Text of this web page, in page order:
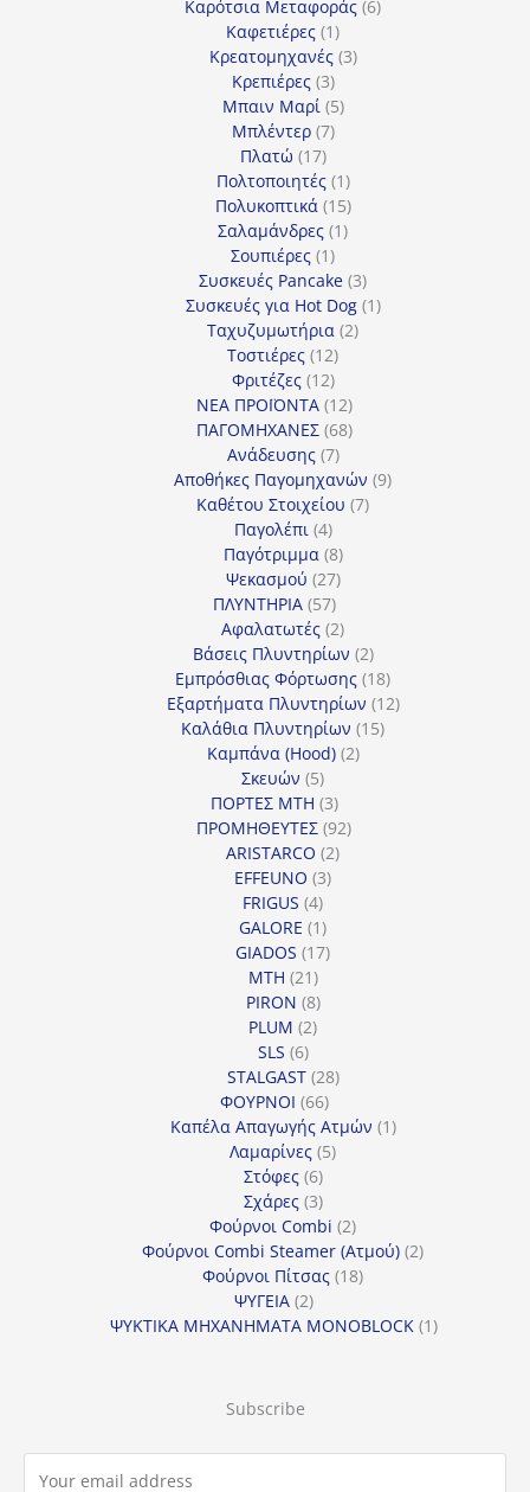
προϊόντα
Καρότσια Μεταφοράς 66
Καφετιέρες 11
προϊόν
Κρεατομηχανές 33
Κρεπιέρες 33
προϊόντα
Μπαιν Μαρί 55
Μπλέντερ 77
Πλατώ 1717
προϊόντα
Πολτοποιητές 11
προϊόν
Πολυκοπτικά 1515
προϊόντα
Σαλαμάνδρες 11
Σουπιέρες 11
προϊόν
Συσκευές Pancake 33
προϊόντα
Συσκευές για Hot Dog 11
Ταχυζυμωτήρια 22
Τοστιέρες 1212
προϊόντα
Φριτέζες 1212
προϊόντα
ΝΕΑ ΠΡΟΪΟΝΤΑ 1212
προϊόντα
ΠΑΓΟΜΗΧΑΝΕΣ 6868
Ανάδευσης 77
προϊόντα
Αποθήκες Παγομηχανών 99
Καθέτου Στοιχείου 77
Παγολέπι 44
προϊόντα
Παγότριμμα 88
προϊόντα
Ψεκασμού 2727
προϊόντα
ΠΛΥΝΤΗΡΙΑ 5757
προϊόντα
Αφαλατωτές 22
προϊόντα
Βάσεις Πλυντηρίων 22
προϊόντα
Εμπρόσθιας Φόρτωσης 1818
προϊόντα
Εξαρτήματα Πλυντηρίων 1212
Καλάθια Πλυντηρίων 1515
Καμπάνα (Hood) 22
Σκευών 55
προϊόντα
ΠΟΡΤΕΣ MTH 33
προϊόντα
ΠΡΟΜΗΘΕΥΤΕΣ 9292
ARISTARCO 22
EFFEUNO 33
FRIGUS 44
προϊόντα
GALORE 11
προϊόν
GIADOS 1717
MTH 2121
προϊόντα
PIRON 88
προϊόντα
PLUM 22
SLS 66
προϊόντα
STALGAST 2828
ΦΟΥΡΝΟΙ 6666
προϊόντα
Καπέλα Απαγωγής Ατμών 11
Λαμαρίνες 55
Στόφες 66
προϊόντα
Σχάρες 33
προϊόντα
Φούρνοι Combi 22
προϊόντα
Φούρνοι Combi Steamer (Ατμού) 22
Φούρνοι Πίτσας 1818
ΨΥΓΕΙΑ 22
προϊόντα
ΨΥΚΤΙΚΑ ΜΗΧΑΝΗΜΑΤΑ MONOBLOCK 11
Subscribe